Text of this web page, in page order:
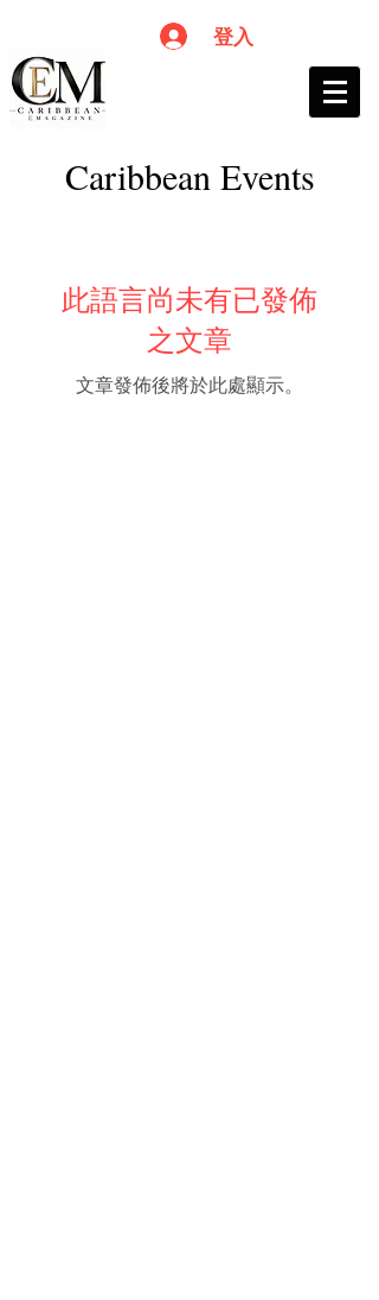
登入
Caribbean Events
此語言尚未有已發佈
之文章
文章發佈後將於此處顯示。